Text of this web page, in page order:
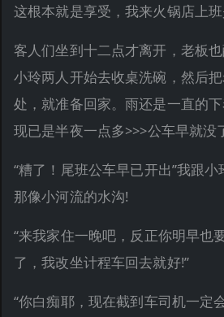
这根本就是享受，我来火锅店上
客人们坐到十二点才离开，老板
小玲两人开始去收桌洗碗，然后
处，就准备回家。雨还是一直的
现已是半夜一点多>>>公车早就没
“糟了！尾班公车早已开出”我跟
那像小河流的水沟!
“来我家住一晚吧，反正你明早也
了，我改坐计程车回去就好!”
“你白痴耶，现在截到车司机一定